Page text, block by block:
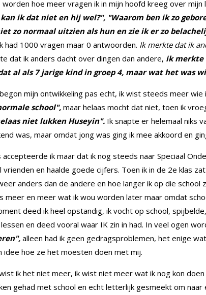
hoe meer vragen ik in mijn hoofd kreeg over mijn
ik dat niet en hij wel?", "Waarom ben ik zo
zo normaal uitzien als hun en zie ik er zo
had 1000 vragen maar 0 antwoorden. Ik merkte dat ik
dat ik anders dacht over dingen dan andere, ik merkte
al als 7 jarige kind in groep 4, maar wat het was
mijn ontwikkeling pas echt, ik wist steeds meer
school", maar helaas mocht dat niet, toen ik
niet lukken Huseyin". Ik snapte er helemaal niks
was, maar omdat jong was ging ik mee akkoord en
accepteerde ik maar dat ik nog steeds naar Speciaal
vrienden en haalde goede cijfers. Toen ik in de 2e klas
anders dan de andere en hoe langer ik op die
meer en meer wat ik wou worden later maar omdat
deed ik heel opstandig, ik vocht op school,
en deed vooral waar IK zin in had. In veel ogen
alleen had ik geen gedragsproblemen, het enige
idee hoe ze het moesten doen met mij.
ik het niet meer, ik wist niet meer wat ik nog kon
gehad met school en echt letterlijk gesmeekt om